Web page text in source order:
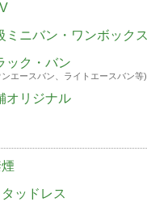
ミニバン・ワンボックス
ック・バン
エースバン、ライトエースバン等)
オリジナル
ッドレス